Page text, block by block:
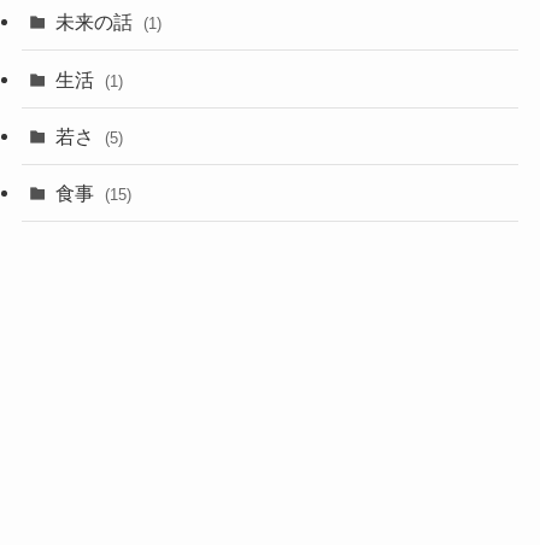
未来の話 (1)
生活 (1)
若さ (5)
食事 (15)